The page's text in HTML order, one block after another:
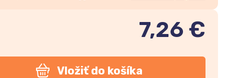
7,26 €
Vložiť do košíka